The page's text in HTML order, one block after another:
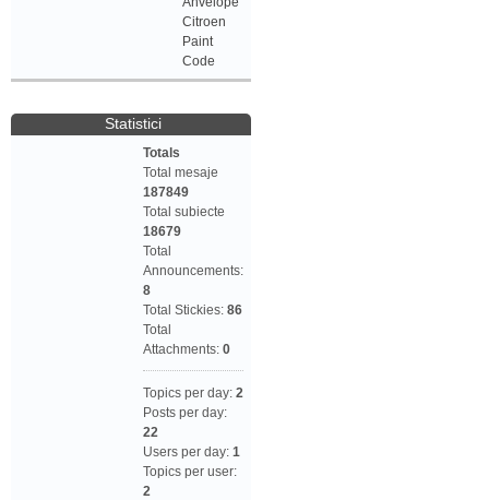
Citroen
Paint
Code
Statistici
Totals
Total mesaje
187849
Total subiecte
18679
Total
Announcements:
8
Total Stickies: 86
Total
Attachments: 0
Topics per day: 2
Posts per day:
22
Users per day: 1
Topics per user:
2